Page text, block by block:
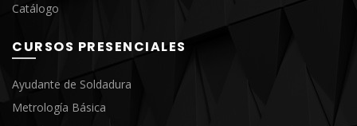
Catálogo
CURSOS PRESENCIALES
Ayudante de Soldadura
Metrología Básica